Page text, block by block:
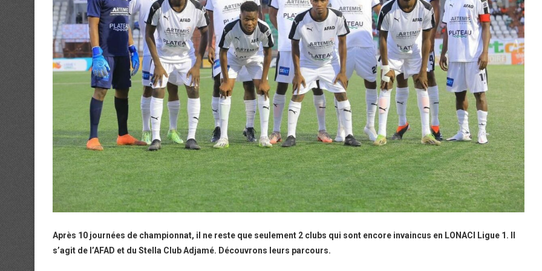
Après 10 journées de championnat, il ne reste que seulement 2 clubs qui sont encore invaincus en LONACI Ligue 1. Il
s’agit de l’AFAD et du Stella Club Adjamé. Découvrons leurs parcours.